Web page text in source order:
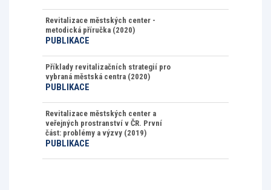
Revitalizace městských center -
metodická příručka (2020)
PUBLIKACE
Příklady revitalizačních strategií pro
vybraná městská centra (2020)
PUBLIKACE
Revitalizace městských center a
veřejných prostranství v ČR. První
část: problémy a výzvy (2019)
PUBLIKACE